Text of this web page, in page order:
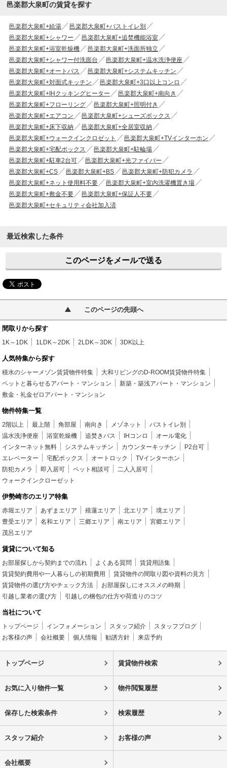
邑楽郡大泉町の賃貸を探す
邑楽郡大泉町+給湯
邑楽郡大泉町+バストイレ別
邑楽郡大泉町+シャワー
邑楽郡大泉町+追焚機能浴室
邑楽郡大泉町+浴室乾燥機
邑楽郡大泉町+洗面所独立
邑楽郡大泉町+シャワー付洗面台
邑楽郡大泉町+温水洗浄便座
邑楽郡大泉町+オートバス
邑楽郡大泉町+システムキッチン
邑楽郡大泉町+対面式キッチン
邑楽郡大泉町+3口以上コンロ
邑楽郡大泉町+IHクッキングヒーター
邑楽郡大泉町+南向き
邑楽郡大泉町+フローリング
邑楽郡大泉町+照明付き
邑楽郡大泉町+エアコン
邑楽郡大泉町+シューズボックス
邑楽郡大泉町+床下収納
邑楽郡大泉町+全居室収納
邑楽郡大泉町+ウォークインクロゼット
邑楽郡大泉町+TVインターホン
邑楽郡大泉町+宅配ボックス
邑楽郡大泉町+駐輪場
邑楽郡大泉町+駐車2台可
邑楽郡大泉町+光ファイバー
邑楽郡大泉町+CS
邑楽郡大泉町+BS
邑楽郡大泉町+防犯カメラ
邑楽郡大泉町+ネット使用料不要
邑楽郡大泉町+室内洗濯機置き場
邑楽郡大泉町+敷金不要
邑楽郡大泉町+保証人不要
邑楽郡大泉町+セキュリティ会社加入済
最近検索した条件
このページをメールで送る
このページの先頭へ
間取りから探す
1K～1DK 1LDK～2DK 2LDK～3DK 3DK以上
人気特集から探す
積水のシャーメゾン賃貸物件特集
大和リビングのD-ROOM賃貸物件特集
ペットと暮らせるアパート・マンション
新築・築浅アパート・マンション
敷金・礼金ゼロアパート・マンション
物件特集一覧
2階以上 最上階 角部屋 南向き メゾネット
バストイレ別
温水洗浄便座
浴室乾燥機 追焚きバス IHコンロ
オール電化
インターネット無料
システムキッチン カウンターキッチン
P2台可
エレベーター
宅配ボックス オートロック
TVインターホン
防犯カメラ
即入居可 ペット相談可
二人入居可
ウォークインクローゼット
伊勢崎市のエリア特集
赤堀エリア あずまエリア 殖蓮エリア 北エリア
境エリア
豊受エリア
名和エリア 三郷エリア 南エリア
宮郷エリア
茂呂エリア
賃貸について知る
お部屋探しから契約までの流れ よくある質問
賃貸用語集
賃貸契約費用や一人暮らしの初期費用
賃貸物件の間取り図や資料の見方
賃貸物件の選び方やチェック方法
お部屋探しにオススメの時期
引越し業者の選び方
引越しの梱包の仕方や荷造りのコツ
当社について
トップページ インフォメーション スタッフ紹介
スタッフブログ
お客様の声
会社概要 個人情報 勧誘方針 来店予約
トップページ 賃貸物件検索
お気に入り物件一覧 物件閲覧履歴
保存した検索条件 検索履歴
スタッフ紹介 お客様の声
会社概要